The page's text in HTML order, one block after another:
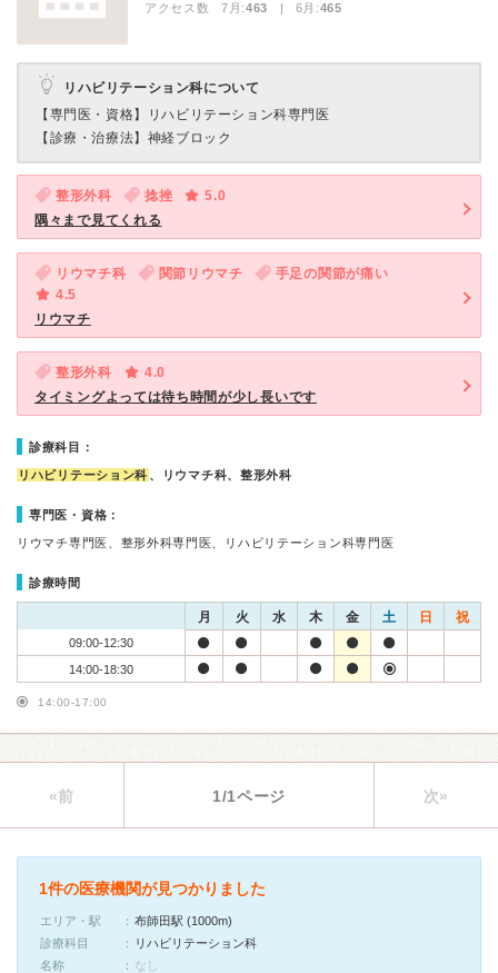
アクセス数 7月:463 | 6月:465
リハビリテーション科について
【専門医・資格】
リハビリテーション科専門医
【診療・治療法】 神経ブロック
整形外科 捻挫
5.0
隅々まで見てくれる
リウマチ科 関節リウマチ
手足の関節が痛い
4.5
リウマチ
整形外科
4.0
タイミングよっては待ち時間が少し長いです
診療科目：
リハビリテーション科 、リウマチ科、整形外科
専門医・資格：
リウマチ専門医、整形外科専門医、リハビリテーション科専門医
診療時間
月 火 水 木 金 土 日 祝
09:00-12:30
14:00-18:30
14:00-17:00
«前 1/1ページ 次»
1件の医療機関が見つかりました
エリア・駅
布師田駅 (1000m)
診療科目
リハビリテーション科
名称
なし